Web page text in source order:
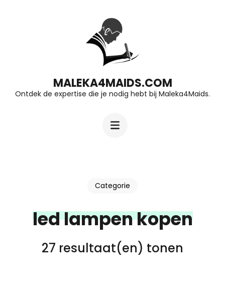
Enter)
MALEKA4MAIDS.COM
Ontdek de expertise die je nodig hebt bij Maleka4Maids.
Categorie
led lampen kopen
27 resultaat(en) tonen